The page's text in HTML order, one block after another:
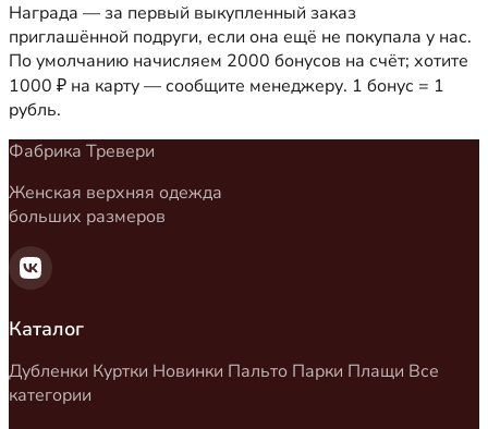
Награда — за первый выкупленный заказ
приглашённой подруги, если она ещё не покупала у нас.
По умолчанию начисляем 2000 бонусов на счёт; хотите
1000 ₽ на карту — сообщите менеджеру. 1 бонус = 1
рубль.
Фабрика Тревери
Женская верхняя одежда
больших размеров
Каталог
Дубленки Куртки Новинки Пальто Парки Плащи Все
категории